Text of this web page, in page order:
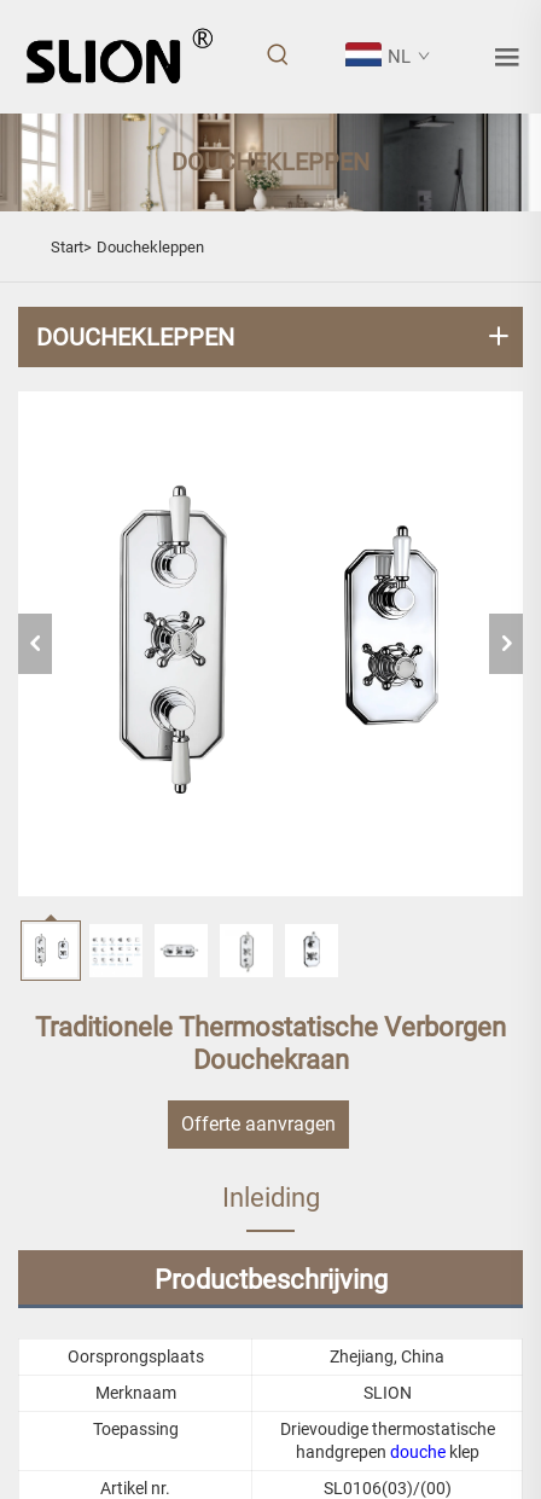
NL
DOUCHEKLEPPEN
Start> Douchekleppen
DOUCHEKLEPPEN
Traditionele Thermostatische Verborgen
Douchekraan
Offerte aanvragen
Inleiding
Productbeschrijving
Oorsprongsplaats
Zhejiang, China
Merknaam
SLION
Toepassing
Drievoudige thermostatische
handgrepen douche klep
Artikel nr.
SL0106(03)/(00)